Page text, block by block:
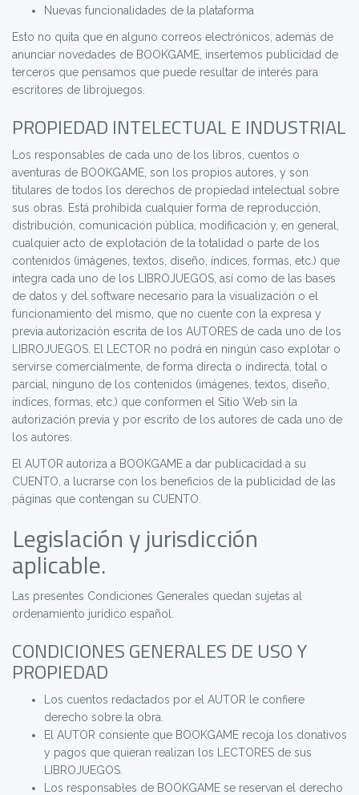
Nuevas funcionalidades de la plataforma
Esto no quita que en alguno correos electrónicos, además de
anunciar novedades de BOOKGAME, insertemos publicidad de
terceros que pensamos que puede resultar de interés para
escritores de librojuegos.
PROPIEDAD INTELECTUAL E INDUSTRIAL
Los responsables de cada uno de los libros, cuentos o
aventuras de BOOKGAME, son los propios autores, y son
titulares de todos los derechos de propiedad intelectual sobre
sus obras. Está prohibida cualquier forma de reproducción,
distribución, comunicación pública, modificación y, en general,
cualquier acto de explotación de la totalidad o parte de los
contenidos (imágenes, textos, diseño, índices, formas, etc.) que
integra cada uno de los LIBROJUEGOS, así como de las bases
de datos y del software necesario para la visualización o el
funcionamiento del mismo, que no cuente con la expresa y
previa autorización escrita de los AUTORES de cada uno de los
LIBROJUEGOS. El LECTOR no podrá en ningún caso explotar o
servirse comercialmente, de forma directa o indirecta, total o
parcial, ninguno de los contenidos (imágenes, textos, diseño,
índices, formas, etc.) que conformen el Sitio Web sin la
autorización previa y por escrito de los autores de cada uno de
los autores.
El AUTOR autoriza a BOOKGAME a dar publicacidad a su
CUENTO, a lucrarse con los beneficios de la publicidad de las
páginas que contengan su CUENTO.
Legislación y jurisdicción
aplicable.
Las presentes Condiciones Generales quedan sujetas al
ordenamiento jurídico español.
CONDICIONES GENERALES DE USO Y
PROPIEDAD
Los cuentos redactados por el AUTOR le confiere
derecho sobre la obra.
El AUTOR consiente que BOOKGAME recoja los donativos
y pagos que quieran realizan los LECTORES de sus
LIBROJUEGOS.
Los responsables de BOOKGAME se reservan el derecho